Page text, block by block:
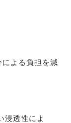
よる負担を減
浸透性によ